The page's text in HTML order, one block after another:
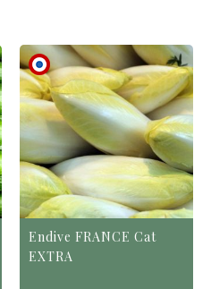
Endive FRANCE Cat
EXTRA